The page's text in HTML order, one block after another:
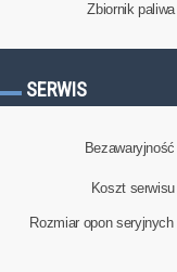
Zbiornik paliwa
SERWIS
Bezawaryjność
Koszt serwisu
Rozmiar opon seryjnych